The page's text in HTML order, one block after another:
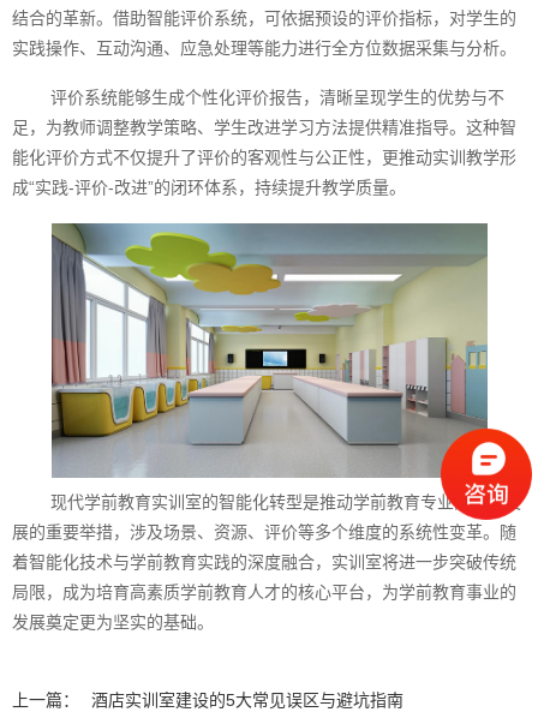
结合的革新。借助智能评价系统，可依据预设的评价指标，对学生的
实践操作、互动沟通、应急处理等能力进行全方位数据采集与分析。
评价系统能够生成个性化评价报告，清晰呈现学生的优势与不
足，为教师调整教学策略、学生改进学习方法提供精准指导。这种智
能化评价方式不仅提升了评价的客观性与公正性，更推动实训教学形
成“实践-评价-改进”的闭环体系，持续提升教学质量。
现代学前教育实训室的智能化转型是推动学前教育专业高质量发
展的重要举措，涉及场景、资源、评价等多个维度的系统性变革。随
着智能化技术与学前教育实践的深度融合，实训室将进一步突破传统
局限，成为培育高素质学前教育人才的核心平台，为学前教育事业的
发展奠定更为坚实的基础。
上一篇：
酒店实训室建设的5大常见误区与避坑指南